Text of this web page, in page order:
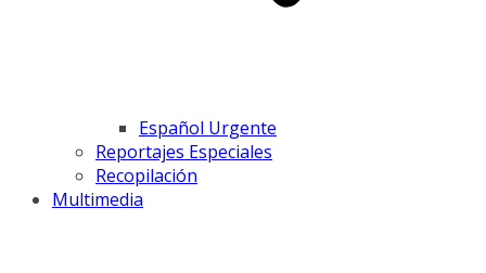
Español Urgente
Reportajes Especiales
Recopilación
Multimedia